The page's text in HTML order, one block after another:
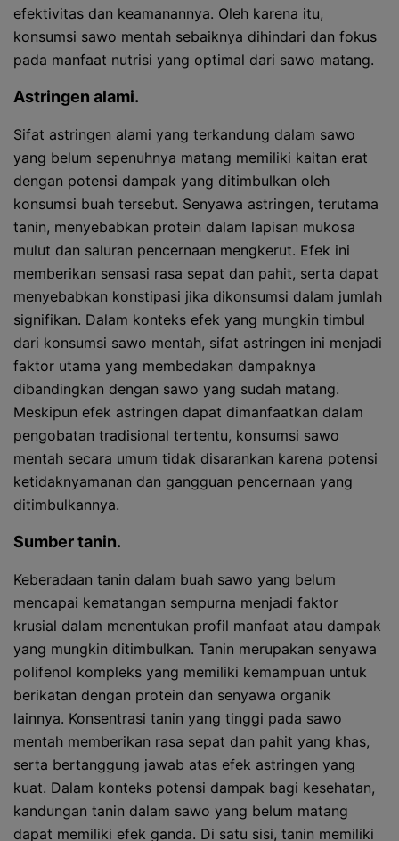
efektivitas dan keamanannya. Oleh karena itu,
konsumsi sawo mentah sebaiknya dihindari dan fokus
pada manfaat nutrisi yang optimal dari sawo matang.
Astringen alami.
Sifat astringen alami yang terkandung dalam sawo
yang belum sepenuhnya matang memiliki kaitan erat
dengan potensi dampak yang ditimbulkan oleh
konsumsi buah tersebut. Senyawa astringen, terutama
tanin, menyebabkan protein dalam lapisan mukosa
mulut dan saluran pencernaan mengkerut. Efek ini
memberikan sensasi rasa sepat dan pahit, serta dapat
menyebabkan konstipasi jika dikonsumsi dalam jumlah
signifikan. Dalam konteks efek yang mungkin timbul
dari konsumsi sawo mentah, sifat astringen ini menjadi
faktor utama yang membedakan dampaknya
dibandingkan dengan sawo yang sudah matang.
Meskipun efek astringen dapat dimanfaatkan dalam
pengobatan tradisional tertentu, konsumsi sawo
mentah secara umum tidak disarankan karena potensi
ketidaknyamanan dan gangguan pencernaan yang
ditimbulkannya.
Sumber tanin.
Keberadaan tanin dalam buah sawo yang belum
mencapai kematangan sempurna menjadi faktor
krusial dalam menentukan profil manfaat atau dampak
yang mungkin ditimbulkan. Tanin merupakan senyawa
polifenol kompleks yang memiliki kemampuan untuk
berikatan dengan protein dan senyawa organik
lainnya. Konsentrasi tanin yang tinggi pada sawo
mentah memberikan rasa sepat dan pahit yang khas,
serta bertanggung jawab atas efek astringen yang
kuat. Dalam konteks potensi dampak bagi kesehatan,
kandungan tanin dalam sawo yang belum matang
dapat memiliki efek ganda. Di satu sisi, tanin memiliki